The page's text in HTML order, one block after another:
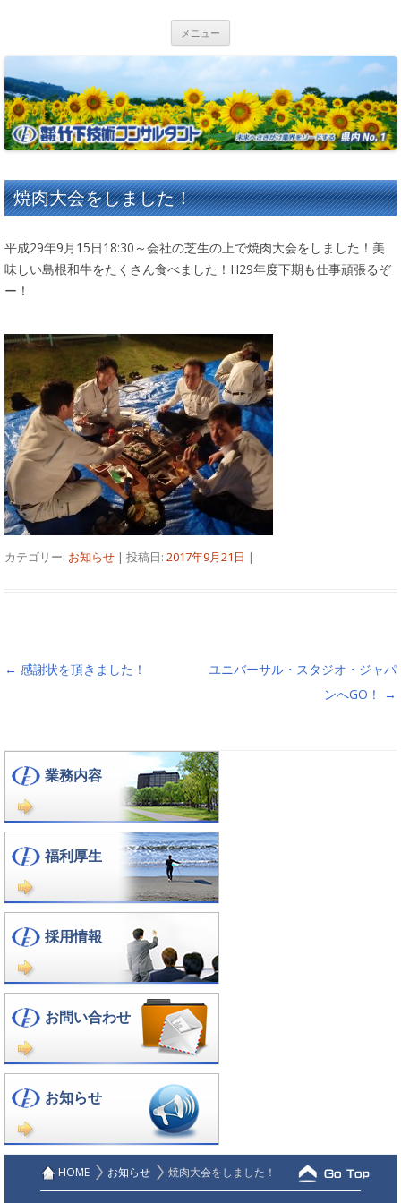
メニュー
焼肉大会をしました！
平成29年9月15日18:30～会社の芝生の上で焼肉大会をしました！美
味しい島根和牛をたくさん食べました！H29年度下期も仕事頑張るぞ
ー！
カテゴリー: お知らせ | 投稿日: 2017年9月21日 |
投稿ナビゲーション
← 感謝状を頂きました！
ユニバーサル・スタジオ・ジャパ
ンへGO！
→
業務内容
福利厚生
採用情報
お問い合わせ
お知らせ
HOME お知らせ 焼肉大会をしました！